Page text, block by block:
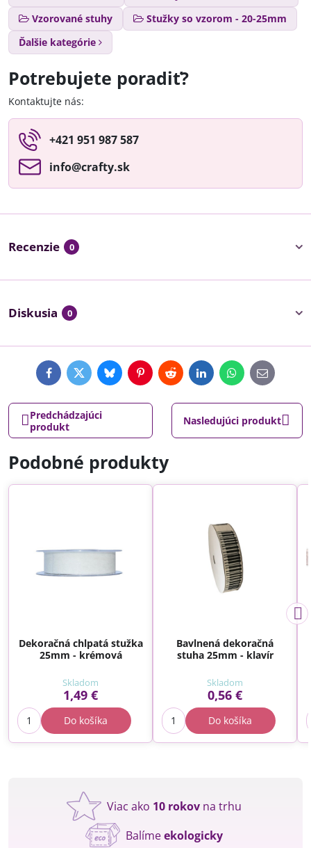
Vzorované stuhy
Stužky so vzorom - 20-25mm
Ďalšie kategórie
Potrebujete poradiť?
Kontaktujte nás:
+421 951 987 587
info​@crafty​.sk
Recenzie 0
Diskusia 0
FacebookTwitterBlueskyPinterestRedditLinkedInWhatsApp
E-
mail
Predchádzajúci
produkt
Nasledujúci produkt
Podobné produkty
Dekoračná chlpatá stužka
25mm - krémová
Skladom
1,49 €
Do košíka
Bavlnená dekoračná
stuha 25mm - klavír
Skladom
0,56 €
Do košíka
Viac ako 10 rokov na trhu
Balímeekologicky